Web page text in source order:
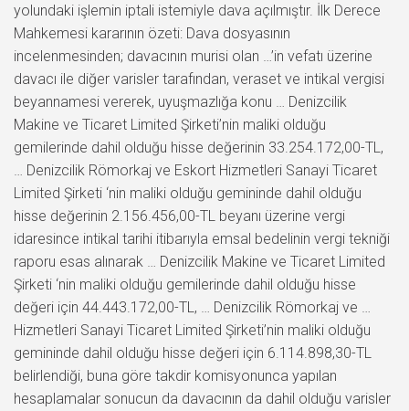
yolundaki işlemin iptali istemiyle dava açılmıştır. İlk Derece
Mahkemesi kararının özeti: Dava dosyasının
incelenmesinden; davacının murisi olan …’in vefatı üzerine
davacı ile diğer varisler tarafından, veraset ve intikal vergisi
beyannamesi vererek, uyuşmazlığa konu … Denizcilik
Makine ve Ticaret Limited Şirketi’nin maliki olduğu
gemilerinde dahil olduğu hisse değerinin 33.254.172,00-TL,
… Denizcilik Römorkaj ve Eskort Hizmetleri Sanayi Ticaret
Limited Şirketi ‘nin maliki olduğu gemininde dahil olduğu
hisse değerinin 2.156.456,00-TL beyanı üzerine vergi
idaresince intikal tarihi itibarıyla emsal bedelinin vergi tekniği
raporu esas alınarak … Denizcilik Makine ve Ticaret Limited
Şirketi ‘nin maliki olduğu gemilerinde dahil olduğu hisse
değeri için 44.443.172,00-TL, … Denizcilik Römorkaj ve …
Hizmetleri Sanayi Ticaret Limited Şirketi’nin maliki olduğu
gemininde dahil olduğu hisse değeri için 6.114.898,30-TL
belirlendiği, buna göre takdir komisyonunca yapılan
hesaplamalar sonucun da davacının da dahil olduğu varisler